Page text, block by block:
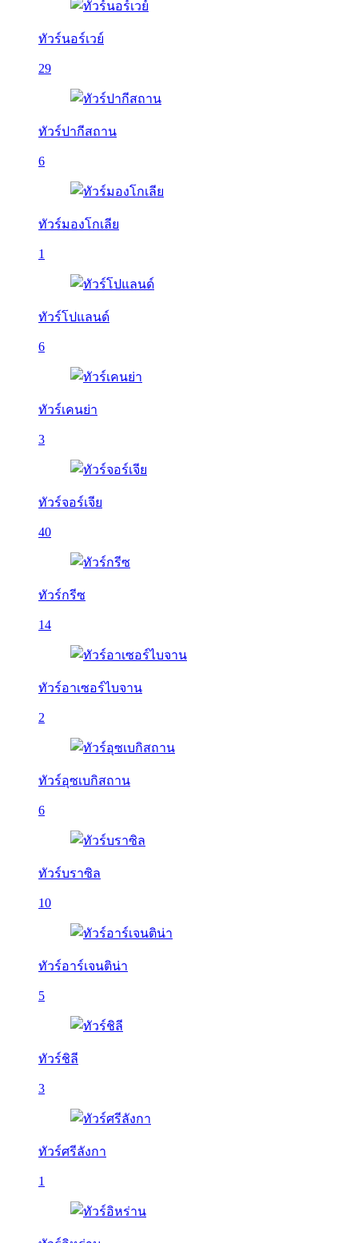
ทัวร์นอร์เวย์
29
ทัวร์ปากีสถาน
6
ทัวร์มองโกเลีย
1
ทัวร์โปแลนด์
6
ทัวร์เคนย่า
3
ทัวร์จอร์เจีย
40
ทัวร์กรีซ
14
ทัวร์อาเซอร์ไบจาน
2
ทัวร์อุซเบกิสถาน
6
ทัวร์บราซิล
10
ทัวร์อาร์เจนติน่า
5
ทัวร์ชิลี
3
ทัวร์ศรีลังกา
1